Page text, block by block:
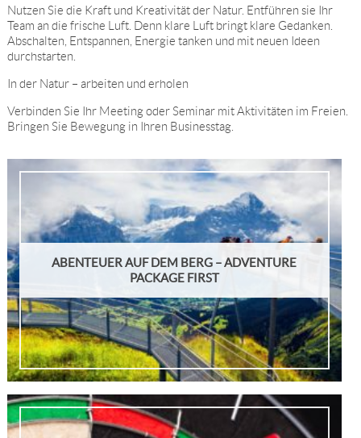
Nutzen Sie die Kraft und Kreativität der Natur. Entführen sie Ihr
Team an die frische Luft. Denn klare Luft bringt klare Gedanken.
Abschalten, Entspannen, Energie tanken und mit neuen Ideen
durchstarten.
In der Natur – arbeiten und erholen
Verbinden Sie Ihr Meeting oder Seminar mit Aktivitäten im Freien.
Bringen Sie Bewegung in Ihren Businesstag.
ABENTEUER AUF DEM BERG – ADVENTURE
PACKAGE FIRST